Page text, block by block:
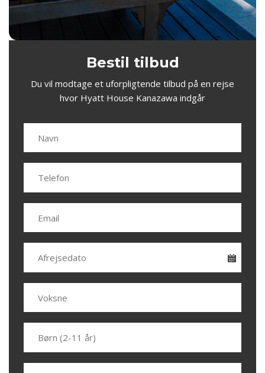
Bestil tilbud
Du vil modtage et uforpligtende tilbud på en rejse
hvor Hyatt House Kanazawa indgår